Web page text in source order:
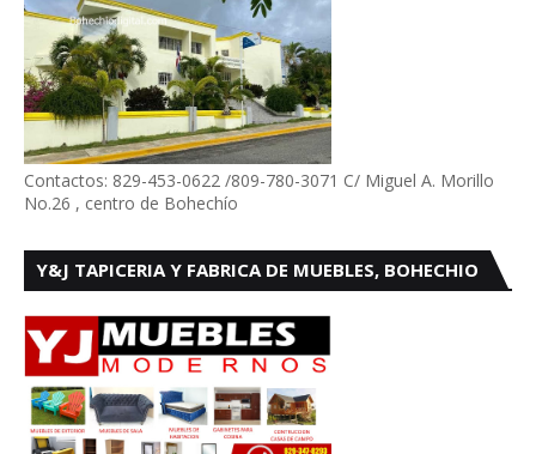
Contactos: 829-453-0622 /809-780-3071 C/ Miguel A. Morillo
No.26 , centro de Bohechío
Y&J TAPICERIA Y FABRICA DE MUEBLES, BOHECHIO